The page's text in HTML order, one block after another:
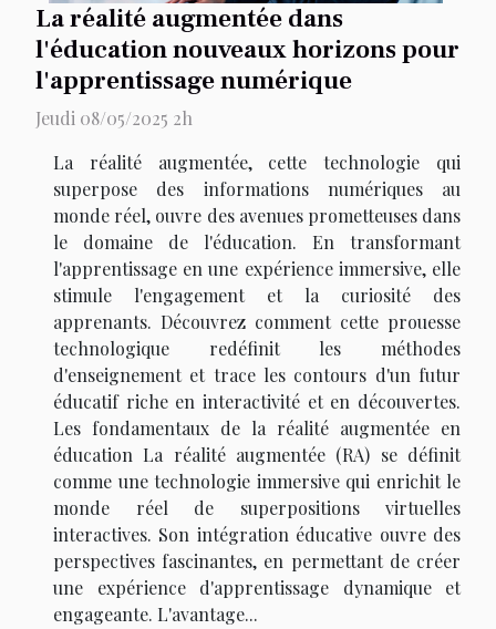
La réalité augmentée dans
l'éducation nouveaux horizons pour
l'apprentissage numérique
Jeudi 08/05/2025 2h
La réalité augmentée, cette technologie qui
superpose des informations numériques au
monde réel, ouvre des avenues prometteuses dans
le domaine de l'éducation. En transformant
l'apprentissage en une expérience immersive, elle
stimule l'engagement et la curiosité des
apprenants. Découvrez comment cette prouesse
technologique redéfinit les méthodes
d'enseignement et trace les contours d'un futur
éducatif riche en interactivité et en découvertes.
Les fondamentaux de la réalité augmentée en
éducation La réalité augmentée (RA) se définit
comme une technologie immersive qui enrichit le
monde réel de superpositions virtuelles
interactives. Son intégration éducative ouvre des
perspectives fascinantes, en permettant de créer
une expérience d'apprentissage dynamique et
engageante. L'avantage...